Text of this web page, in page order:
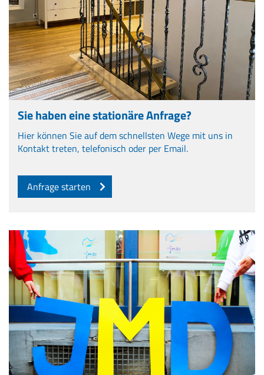
Sie haben eine stationäre Anfrage?
Hier können Sie auf dem schnellsten Wege mit uns in
Kontakt treten, telefonisch oder per Email.
Anfrage starten